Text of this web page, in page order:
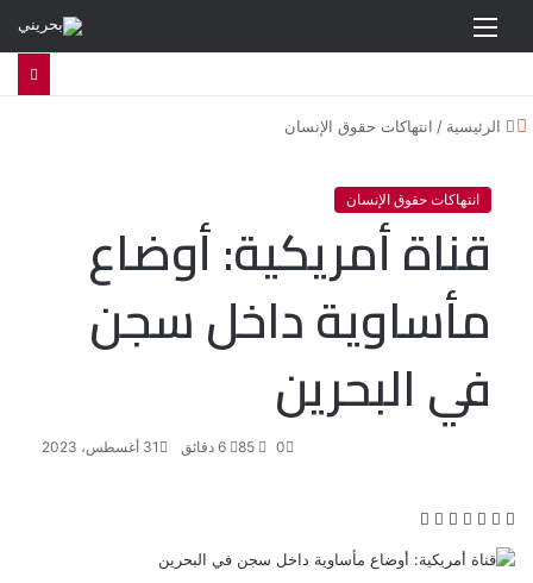
الرئيسية / انتهاكات حقوق الإنسان
انتهاكات حقوق الإنسان
قناة أمريكية: أوضاع
مأساوية داخل سجن
في البحرين
31 أغسطس، 2023 0
ف
ي
س
ت
ي
ل
u
ب
ن eت
إ